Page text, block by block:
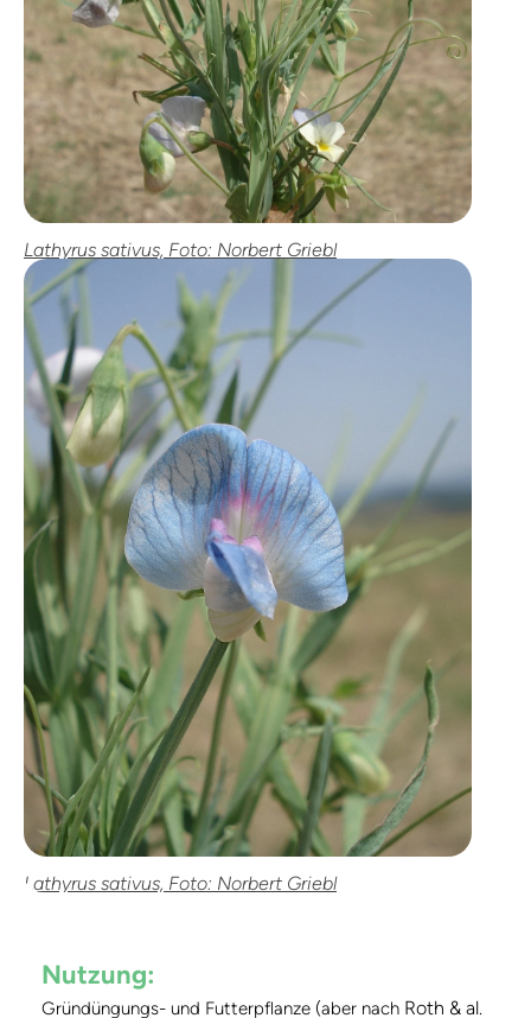
Lathyrus sativus, Foto: Norbert Griebl
Lathyrus sativus, Foto: Norbert Griebl
Nutzung:
Gründüngungs- und Futterpflanze (aber nach Roth & al.